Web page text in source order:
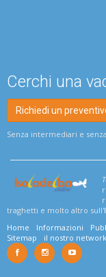
Cerchi una
Richiedi un
Senza intermediari e
traghetti e molto altro sull'
Home
Informazioni
Sitemap
il nostro network